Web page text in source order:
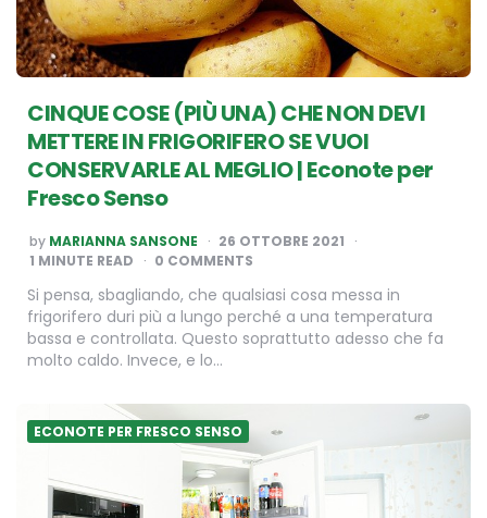
CINQUE COSE (PIÙ UNA) CHE NON DEVI
METTERE IN FRIGORIFERO SE VUOI
CONSERVARLE AL MEGLIO | Econote per
Fresco Senso
POSTED
BY
by MARIANNA SANSONE
26 OTTOBRE 2021
1 MINUTE READ 0 COMMENTS
Si pensa, sbagliando, che qualsiasi cosa messa in
frigorifero duri più a lungo perché a una temperatura
bassa e controllata. Questo soprattutto adesso che fa
molto caldo. Invece, e lo…
ECONOTE PER FRESCO SENSO